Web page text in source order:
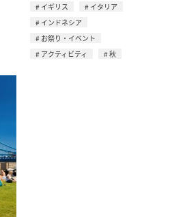
イギリス
イタリア
インドネシア
お祭り・イベント
アクティビティ
秋